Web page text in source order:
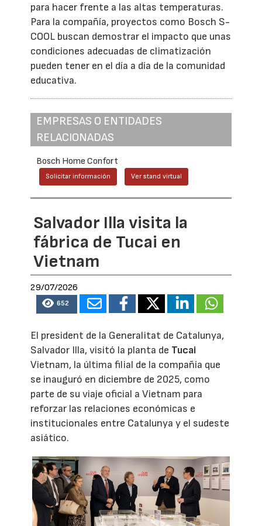
para hacer frente a las altas temperaturas.
Para la compañía, proyectos como Bosch S-
COOL buscan demostrar el impacto que unas
condiciones adecuadas de climatización
pueden tener en el día a día de la comunidad
educativa.
EMPRESAS O ENTIDADES
RELACIONADAS
Bosch Home Confort
Solicitar información Ver stand virtual
Salvador Illa visita la
fábrica de Tucai en
Vietnam
29/07/2026
652
El president de la Generalitat de Catalunya,
Salvador Illa, visitó la planta de Tucai
Vietnam, la última filial de la compañía que
se inauguró en diciembre de 2025, como
parte de su viaje oficial a Vietnam para
reforzar las relaciones económicas e
institucionales entre Catalunya y el sudeste
asiático.